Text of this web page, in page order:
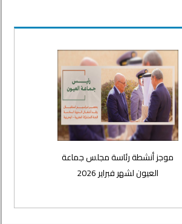
موجز أنشطة رئاسة مجلس جماعة
العيون لشهر فبراير 2026